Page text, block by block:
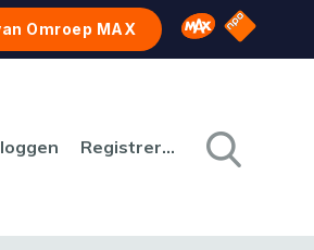
Omroep MAX Omroep MAX
NPO
Registreren